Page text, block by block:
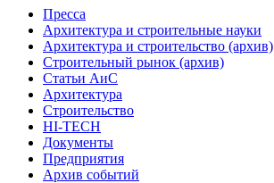
Пресса
Архитектура и строительные науки
Архитектура и строительство (архив)
Строительный рынок (архив)
Статьи АиС
Архитектура
Строительство
HI-TECH
Документы
Предприятия
Архив событий